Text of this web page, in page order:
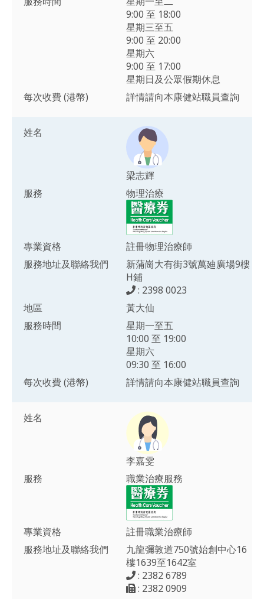
9:00 至 18:00
星期三至五
9:00 至 20:00
星期六
9:00 至 17:00
星期日及公眾假期休息
每次收費 (港幣)
詳情請向本康健站職員查詢
姓名
梁志輝
服務
物理治療
專業資格
註冊物理治療師
服務地址及聯絡我們
新蒲崗大有街3號萬廸廣場9樓
H鋪
: 2398 0023
地區
黃大仙
服務時間
星期一至五
10:00 至 19:00
星期六
09:30 至 16:00
每次收費 (港幣)
詳情請向本康健站職員查詢
姓名
李嘉雯
服務
職業治療服務
專業資格
註冊職業治療師
服務地址及聯絡我們
九龍彌敦道750號始創中心16
樓1639至1642室
: 2382 6789
: 2382 0909